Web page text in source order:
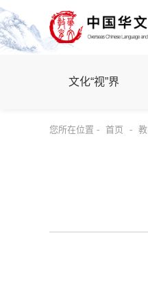
文化“视”界
您所在位置 - 首页 -